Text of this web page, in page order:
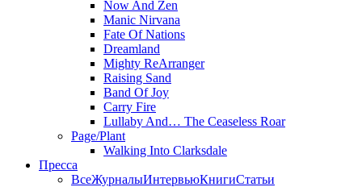
Now And Zen
Manic Nirvana
Fate Of Nations
Dreamland
Mighty ReArranger
Raising Sand
Band Of Joy
Carry Fire
Lullaby And… The Ceaseless Roar
Page/Plant
Walking Into Clarksdale
Пресса
ВсеЖурналыИнтервьюКнигиСтатьи